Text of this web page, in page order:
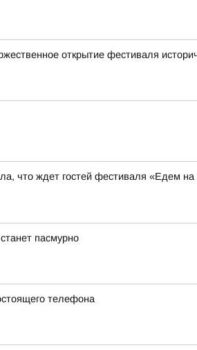
открытие фестиваля
что ждет гостей фестиваля «Едем
пасмурно
телефона